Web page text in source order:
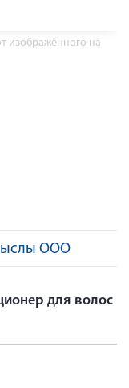
изображённого на
ООО
для волос